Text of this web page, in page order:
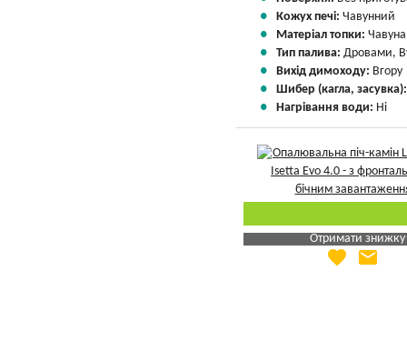
Кожух печі: Чавунний
Матеріал топки: Чавуна
Тип палива: Дровами,
Вихід димоходу: Вгору
Шибер (кагла,
Нагрівання води: Ні
Отримати знижку
Яка Ваша ціна
favorite email